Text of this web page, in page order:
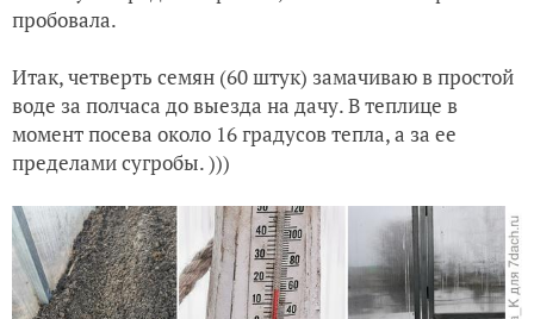
пробовала.
Итак, четверть семян (60 штук) замачиваю в простой
воде за полчаса до выезда на дачу. В теплице в
момент посева около 16 градусов тепла, а за ее
пределами сугробы. )))